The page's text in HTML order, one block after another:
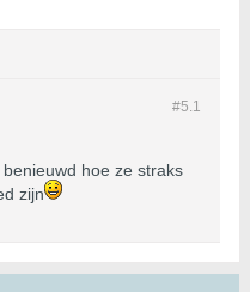
#5.1
hoe ze straks
zijn